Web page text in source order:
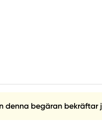
denna begäran